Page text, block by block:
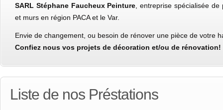
SARL Stéphane Faucheux Peinture , entreprise spécialisée
et murs en région PACA et le Var.
Envie de changement, ou besoin de rénover une pièce de votre
Confiez nous vos projets de décoration et/ou de rénovation!
Liste de nos Préstations